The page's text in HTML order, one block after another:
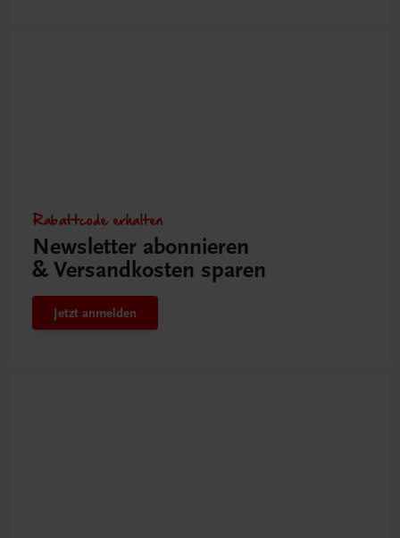
Rabattcode erhalten
Newsletter abonnieren
& Versandkosten sparen
Jetzt anmelden